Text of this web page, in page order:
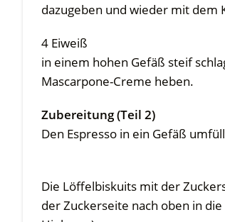
dazugeben und wieder mit dem
4 Eiweiß
in einem hohen Gefäß steif
Mascarpone-Creme heben.
Zubereitung (Teil 2)
Den Espresso in ein Gefäß
Die Löffelbiskuits mit der
der Zuckerseite nach oben in